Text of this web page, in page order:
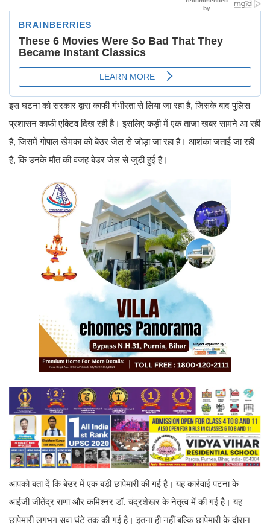
इस घटना को सरकार द्वारा काफी गंभीरता से लिया जा रहा है, जिसके बाद पुलिस
प्रशासन काफी एक्टिव दिख रही है। इसलिए कड़ी में एक ताजा खबर सामने आ रही
है, जिसमें गोपाल खेमका को बेउर जेल से जोड़ा जा रहा है। आशंका जताई जा रही
है, कि उनके मौत की वजह बेउर जेल से जुड़ी हुई है।
आपको बता दें कि बेउर में एक बड़ी छापेमारी की गई है। यह कार्रवाई पटना के
आईजी जीतेंद्र राणा और कमिश्नर डॉ. चंद्रशेखर के नेतृत्व में की गई है। यह
छापेमारी लगभग सवा घंटे तक की गई है। इतना ही नहीं बल्कि छापेमारी के दौरान